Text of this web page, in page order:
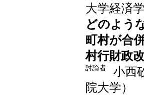
大学経済
どのよう
町村が合
村行財政
討論者
小西
院大学）